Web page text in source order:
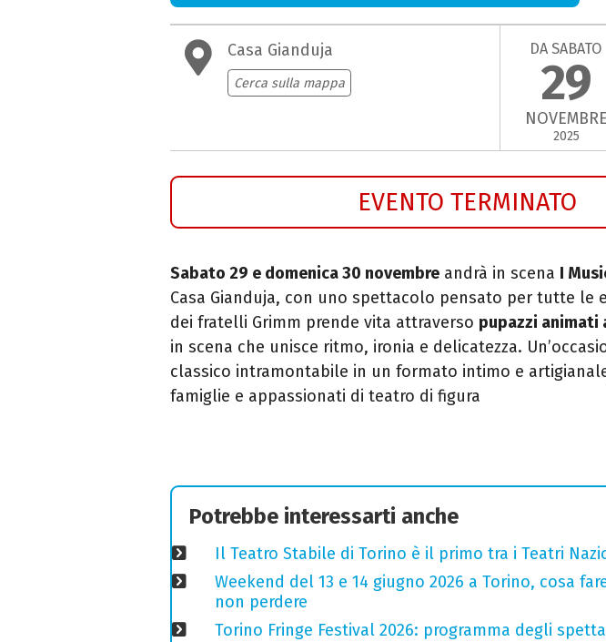
Casa Gianduja
Cerca sulla mappa
DA SABATO
29
NOVEMBRE
2025
EVENTO TERMINATO
Sabato 29 e domenica 30 novembre andrà in scena I
Casa Gianduja, con uno spettacolo pensato per tutte le
dei fratelli Grimm prende vita attraverso pupazzi animati
in scena che unisce ritmo, ironia e delicatezza.
classico intramontabile in un formato intimo e
famiglie e appassionati di teatro di figura
Potrebbe interessarti anche
Il Teatro Stabile di Torino è il primo tra i Teatri
Weekend del 13 e 14 giugno 2026 a Torino, cosa
non perdere
Torino Fringe Festival 2026: programma degli